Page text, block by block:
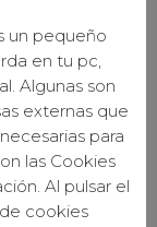
e
contratos
un pequeño
en tu pc,
Algunas son
externas que
para
las Cookies
Al pulsar el
cookies